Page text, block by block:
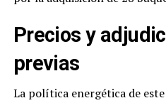
Precios y
previas
La política energética de